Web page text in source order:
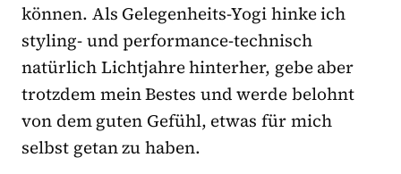
können. Als Gelegenheits-Yogi hinke ich
styling- und performance-technisch
natürlich Lichtjahre hinterher, gebe aber
trotzdem mein Bestes und werde belohnt
von dem guten Gefühl, etwas für mich
selbst getan zu haben.